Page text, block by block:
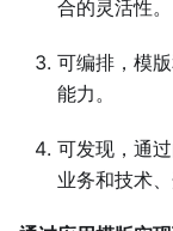
合的灵活性。
可编排，模
能力。
可发现，通
业务和技术